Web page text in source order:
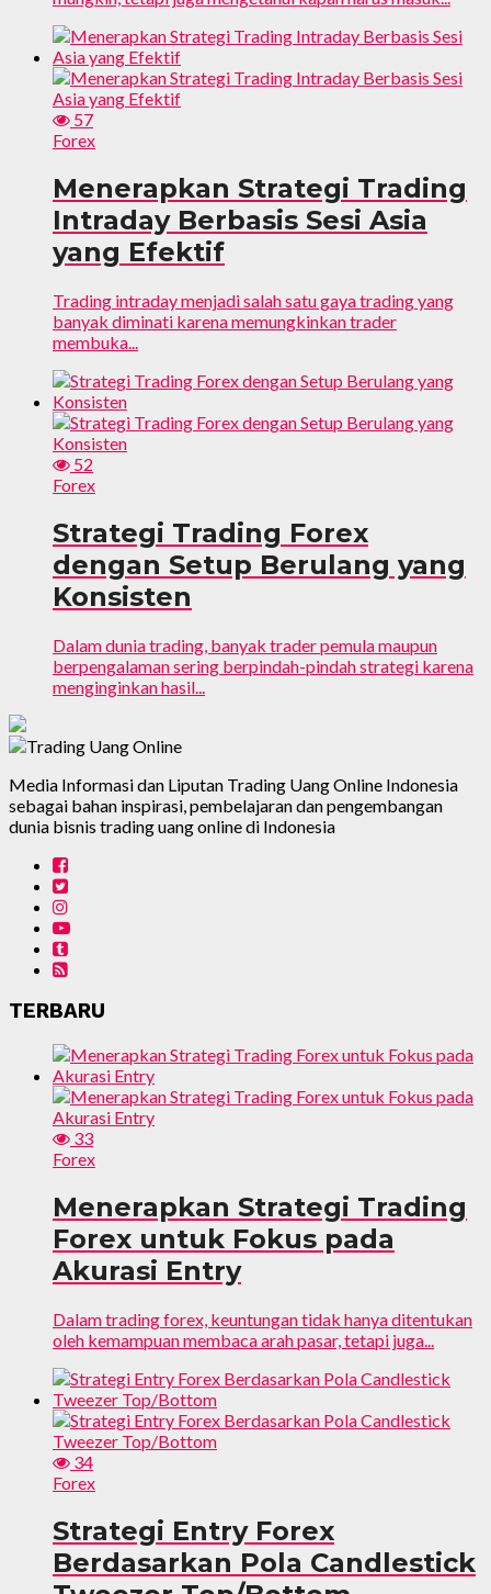
57
Forex
Menerapkan Strategi Trading
Intraday Berbasis Sesi Asia
yang Efektif
Trading intraday menjadi salah satu gaya trading yang
banyak diminati karena memungkinkan trader
membuka...
52
Forex
Strategi Trading Forex
dengan Setup Berulang yang
Konsisten
Dalam dunia trading, banyak trader pemula maupun
berpengalaman sering berpindah-pindah strategi karena
menginginkan hasil...
Media Informasi dan Liputan Trading Uang Online Indonesia
sebagai bahan inspirasi, pembelajaran dan pengembangan
dunia bisnis trading uang online di Indonesia
TERBARU
33
Forex
Menerapkan Strategi Trading
Forex untuk Fokus pada
Akurasi Entry
Dalam trading forex, keuntungan tidak hanya ditentukan
oleh kemampuan membaca arah pasar, tetapi juga...
34
Forex
Strategi Entry Forex
Berdasarkan Pola Candlestick